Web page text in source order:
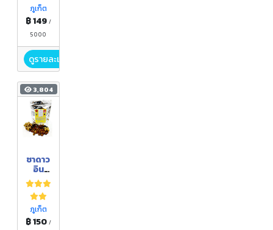
บรรจุ
15
ซอง)
ภูเก็ต
฿ 149 /
5000
ดูรายละเอียด
3,804
ชาดาว
อิน
คา(ถุง
ละ 30
ซอง)
ภูเก็ต
฿ 150 /